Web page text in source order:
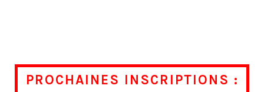
PROCHAINES INSCRIPTIONS :